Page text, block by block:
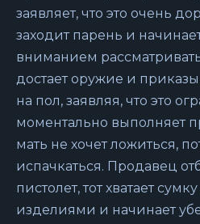
заявляет, что это очень
заходит парень и
вниманием
достает оружие и
на пол, заявляя, что это
моментально выполняет
мать не хочет ложиться,
испачкаться. Продавец
пистолет, тот хватает
изделиями и начинает